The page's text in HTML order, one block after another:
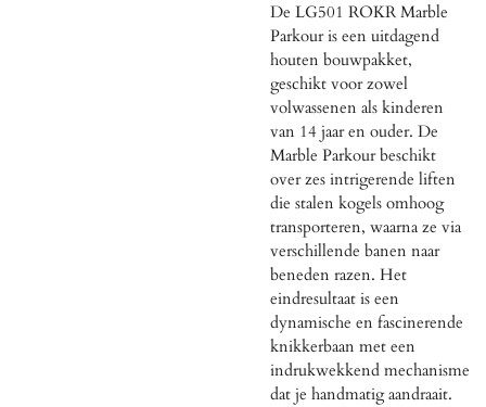
De LG501 ROKR Marble
Parkour is een uitdagend
houten bouwpakket,
geschikt voor zowel
volwassenen als kinderen
van 14 jaar en ouder. De
Marble Parkour beschikt
over zes intrigerende liften
die stalen kogels omhoog
transporteren, waarna ze via
verschillende banen naar
beneden razen. Het
eindresultaat is een
dynamische en fascinerende
knikkerbaan met een
indrukwekkend mechanisme
dat je handmatig aandraait.